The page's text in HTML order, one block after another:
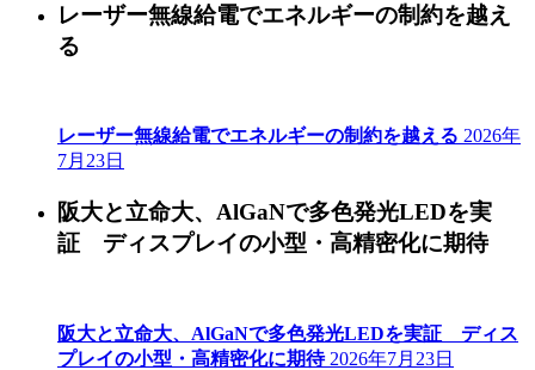
レーザー無線給電でエネルギーの制約を越え
る
レーザー無線給電でエネルギーの制約を越える 2026年
7月23日
阪大と立命大、AlGaNで多色発光LEDを実
証 ディスプレイの小型・高精密化に期待
阪大と立命大、AlGaNで多色発光LEDを実証 ディス
プレイの小型・高精密化に期待 2026年7月23日